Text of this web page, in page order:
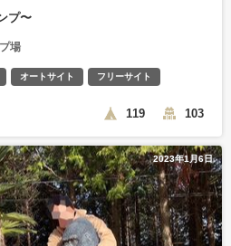
プ〜
場
オートサイト フリーサイト
119 103
2023年1月6日